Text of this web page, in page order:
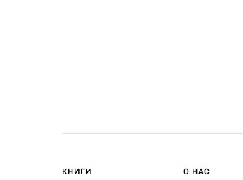
КНИГИ О НАС